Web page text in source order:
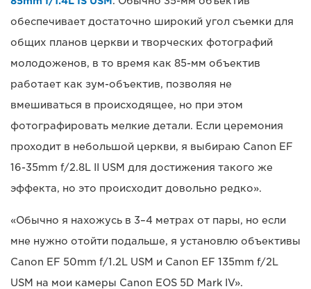
обеспечивает достаточно широкий угол съемки для
общих планов церкви и творческих фотографий
молодоженов, в то время как 85-мм объектив
работает как зум-объектив, позволяя не
вмешиваться в происходящее, но при этом
фотографировать мелкие детали. Если церемония
проходит в небольшой церкви, я выбираю Canon EF
16-35mm f/2.8L II USM для достижения такого же
эффекта, но это происходит довольно редко».
«Обычно я нахожусь в 3–4 метрах от пары, но если
мне нужно отойти подальше, я установлю объективы
Canon EF 50mm f/1.2L USM и Canon EF 135mm f/2L
USM на мои камеры Canon EOS 5D Mark IV».